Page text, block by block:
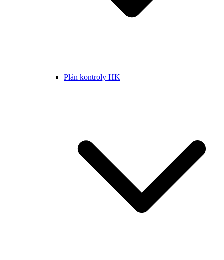
Plán kontroly HK